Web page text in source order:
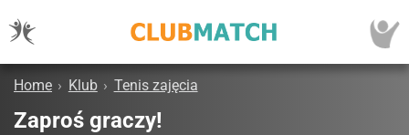
Home › Klub › Tenis zajęcia
Zaproś graczy!